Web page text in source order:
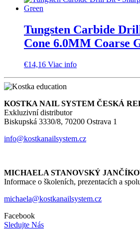
Tungsten Carbide
Cone 6.0MM Coarse
€14,16 Viac info
KOSTKA NAIL SYSTEM ČESKÁ
Exkluzivní distributor
Biskupská 3330/8, 70200 Ostrava 1
info@kostkanailsystem.cz
MICHAELA STANOVSKÝ
Informace o školeních, prezentacích a
michaela@kostkanailsystem.cz
Facebook
Sledujte Nás